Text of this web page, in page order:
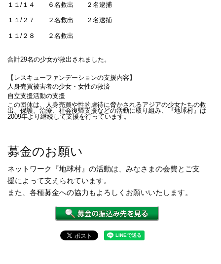
１１/１４ ６名救出 ２名逮捕
１１/２７ ２名救出 ２名逮捕
１１/２８ ２名救出
合計29名の少女が救出されました。
【レスキューファンデーションの支援内容】
人身売買被害者の少女・女性の救済
自立支援活動の支援
この団体は、人身売買や性的虐待に脅かされるアジアの少女たちの救
出、保護、治療、社会復帰支援などの活動に取り組み、『地球村』は
2009年より継続して支援を行っています。
募金のお願い
ネットワーク『地球村』の活動は、みなさまの会費とご支
援によって支えられています。
また、各種募金への協力もよろしくお願いいたします。